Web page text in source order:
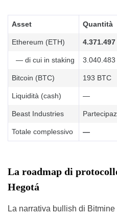
Asset Quantità
Ethereum (ETH) 4.371.497
— di cui in staking 3.040.483
Bitcoin (BTC) 193 BTC
Liquidità (cash) —
Beast Industries
Totale complessivo —
La roadmap di
Hegotá
La narrativa bullish di